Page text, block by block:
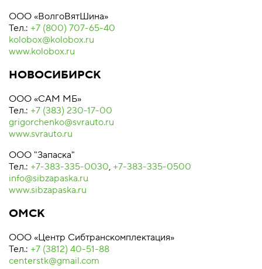
ООО «ВолгоВятШина»
Тел.: +7 (800) 707-65-40
kolobox@kolobox.ru
www.kolobox.ru
НОВОСИБИРСК
ООО «САМ МБ»
Тел.: +7 (383) 230-17-00
grigorchenko@svrauto.ru
www.svrauto.ru
ООО "Запаска"
Тел.: +7-383-335-0030, +7-383-335-0500
info@sibzapaska.ru
www.sibzapaska.ru
ОМСК
ООО «Центр Сибтранскомплектация»
Тел.: +7 (3812) 40-51-88
centerstk@gmail.com